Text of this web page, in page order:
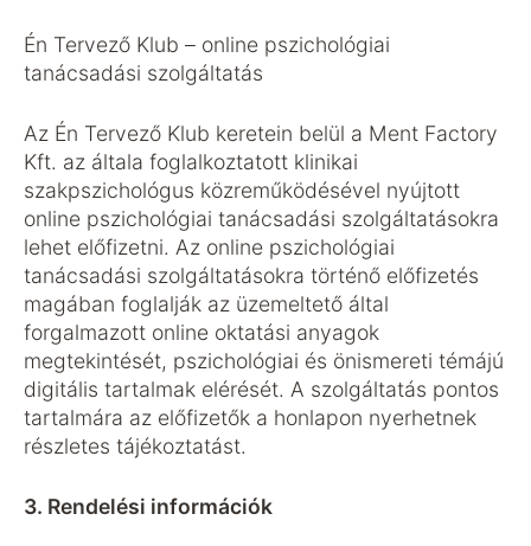
Én Tervező Klub – online pszichológiai
tanácsadási szolgáltatás
Az Én Tervező Klub keretein belül a Ment Factory
Kft. az általa foglalkoztatott klinikai
szakpszichológus közreműködésével nyújtott
online pszichológiai tanácsadási szolgáltatásokra
lehet előfizetni. Az online pszichológiai
tanácsadási szolgáltatásokra történő előfizetés
magában foglalják az üzemeltető által
forgalmazott online oktatási anyagok
megtekintését, pszichológiai és önismereti témájú
digitális tartalmak elérését. A szolgáltatás pontos
tartalmára az előfizetők a honlapon nyerhetnek
részletes tájékoztatást.
3. Rendelési információk